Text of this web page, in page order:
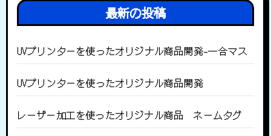
最新の投稿
UVプリンターを使ったオリジナル商品開発-一合マス
UVプリンターを使ったオリジナル商品開発
レーザー加工を使ったオリジナル商品 ネームタグ